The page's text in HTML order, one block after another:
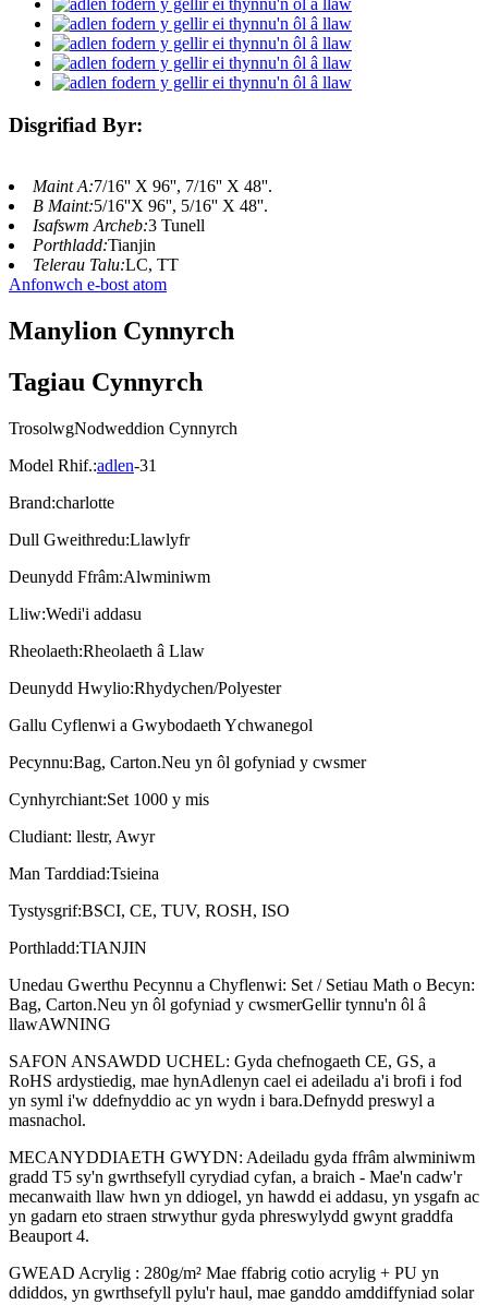
Disgrifiad Byr:
Maint A:7/16'' X 96'', 7/16'' X 48''.
B Maint:5/16''X 96'', 5/16'' X 48''.
Isafswm Archeb:3 Tunell
Porthladd:Tianjin
Telerau Talu:LC, TT
Anfonwch e-bost atom
Manylion Cynnyrch
Tagiau Cynnyrch
TrosolwgNodweddion Cynnyrch
Model Rhif.:adlen-31
Brand:charlotte
Dull Gweithredu:Llawlyfr
Deunydd Ffrâm:Alwminiwm
Lliw:Wedi'i addasu
Rheolaeth:Rheolaeth â Llaw
Deunydd Hwylio:Rhydychen/Polyester
Gallu Cyflenwi a Gwybodaeth Ychwanegol
Pecynnu:Bag, Carton.Neu yn ôl gofyniad y cwsmer
Cynhyrchiant:Set 1000 y mis
Cludiant: llestr, Awyr
Man Tarddiad:Tsieina
Tystysgrif:BSCI, CE, TUV, ROSH, ISO
Porthladd:TIANJIN
Unedau Gwerthu Pecynnu a Chyflenwi: Set / Setiau Math o Becyn:
Bag, Carton.Neu yn ôl gofyniad y cwsmerGellir tynnu'n ôl â
llawAWNING
SAFON ANSAWDD UCHEL: Gyda chefnogaeth CE, GS, a
RoHS ardystiedig, mae hynAdlenyn cael ei adeiladu a'i brofi i fod
yn syml i'w ddefnyddio ac yn wydn i bara.Defnydd preswyl a
masnachol.
MECANYDDIAETH GWYDN: Adeiladu gyda ffrâm alwminiwm
gradd T5 sy'n gwrthsefyll cyrydiad cyfan, a braich - Mae'n cadw'r
mecanwaith llaw hwn yn ddiogel, yn hawdd ei addasu, yn ysgafn ac
yn gadarn eto straen strwythur gyda phreswylydd gwynt graddfa
Beauport 4.
GWEAD Acrylig : 280g/m² Mae ffabrig cotio acrylig + PU yn
ddiddos, yn gwrthsefyll pylu'r haul, mae ganddo amddiffyniad solar